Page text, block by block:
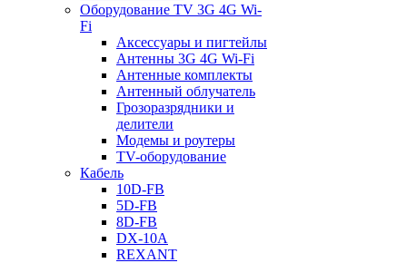
Оборудование TV 3G 4G Wi-
Fi
Аксессуары и пигтейлы
Антенны 3G 4G Wi-Fi
Антенные комплекты
Антенный облучатель
Грозоразрядники и
делители
Модемы и роутеры
TV-оборудование
Кабель
10D-FB
5D-FB
8D-FB
DX-10A
REXANT